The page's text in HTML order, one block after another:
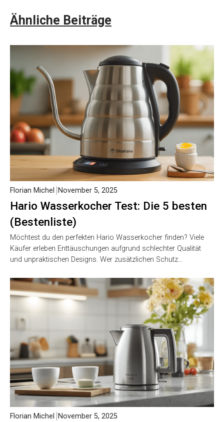
Ähnliche Beiträge
Hario Wasserkocher Test: Die 5 besten
(Bestenliste)
Florian Michel November 5, 2025
Möchtest du den perfekten Hario Wasserkocher finden? Viele
Käufer erleben Enttäuschungen aufgrund schlechter Qualität
und unpraktischen Designs. Wer zusätzlichen Schutz…
Florian Michel November 5, 2025